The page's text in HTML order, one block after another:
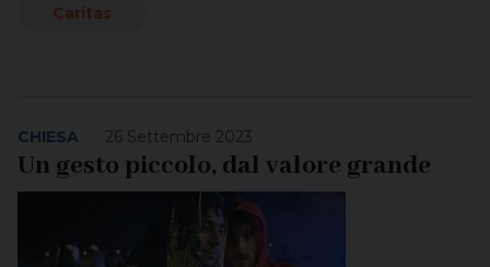
Caritas
26 Settembre 2023
CHIESA
Un gesto piccolo, dal valore grande